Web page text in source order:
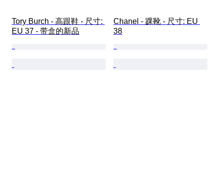
Tory Burch - 高跟鞋 - 尺寸:
EU 37 - 带盒的新品
Chanel - 踝靴 - 尺寸: EU
38